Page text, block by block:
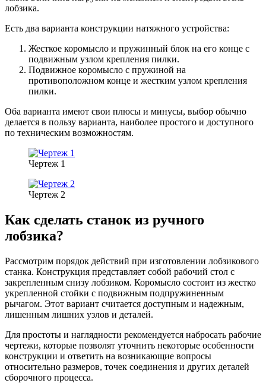
лобзика.
Есть два варианта конструкции натяжного устройства:
Жесткое коромысло и пружинный блок на его конце с
подвижным узлом крепления пилки.
Подвижное коромысло с пружиной на
противоположном конце и жестким узлом крепления
пилки.
Оба варианта имеют свои плюсы и минусы, выбор обычно
делается в пользу варианта, наиболее простого и доступного
по техническим возможностям.
Чертеж 1
Чертеж 2
Как сделать станок из ручного
лобзика?
Рассмотрим порядок действий при изготовлении лобзикового
станка. Конструкция представляет собой рабочий стол с
закрепленным снизу лобзиком. Коромысло состоит из жестко
укрепленной стойки с подвижным подпружиненным
рычагом. Этот вариант считается доступным и надежным,
лишенным лишних узлов и деталей.
Для простоты и наглядности рекомендуется набросать рабочие
чертежи, которые позволят уточнить некоторые особенности
конструкции и ответить на возникающие вопросы
относительно размеров, точек соединения и других деталей
сборочного процесса.